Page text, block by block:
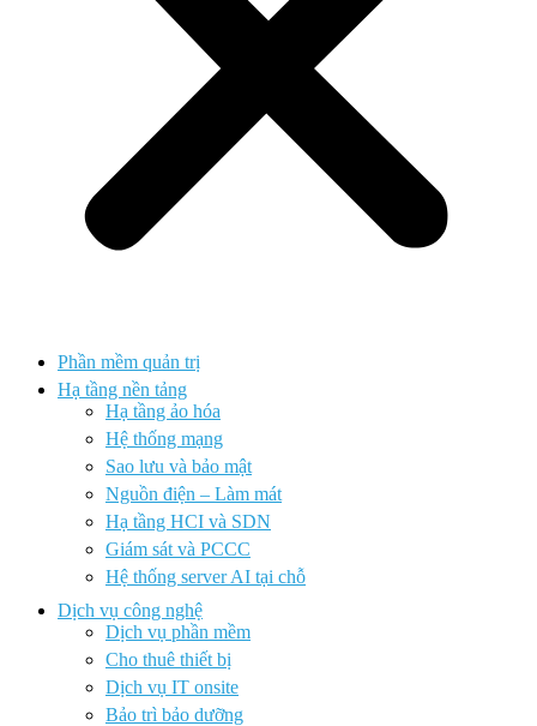
Phần mềm quản trị
Hạ tầng nền tảng
Hạ tầng ảo hóa
Hệ thống mạng
Sao lưu và bảo mật
Nguồn điện – Làm mát
Hạ tầng HCI và SDN
Giám sát và PCCC
Hệ thống server AI tại chỗ
Dịch vụ công nghệ
Dịch vụ phần mềm
Cho thuê thiết bị
Dịch vụ IT onsite
Bảo trì bảo dưỡng